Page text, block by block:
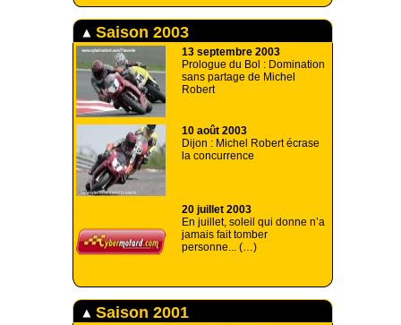
Saison 2003
13 septembre 2003
Prologue du Bol : Domination
sans partage de Michel
Robert
10 août 2003
Dijon : Michel Robert écrase
la concurrence
20 juillet 2003
En juillet, soleil qui donne n’a
jamais fait tomber
personne... (…)
Saison 2001